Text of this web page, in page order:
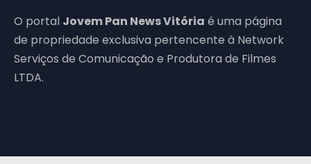
O portal Jovem Pan News Vitória é uma página
de propriedade exclusiva pertencente à Network
Serviços de Comunicação e Produtora de Filmes
LTDA.